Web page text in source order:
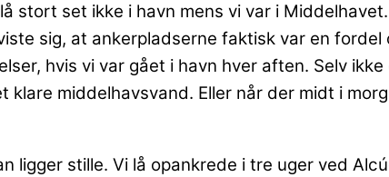
stort set ikke i havn mens vi var i
sig, at ankerpladserne faktisk var en
hvis vi var gået i havn hver aften. Selv
middelhavsvand. Eller når der midt i
ligger stille. Vi lå opankrede i tre uger ved